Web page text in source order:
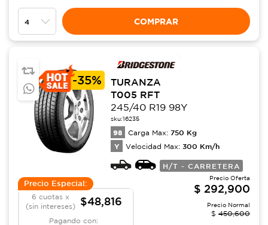
COMPRAR
-35%
TURANZA
T005 RFT
245/40 R19 98Y
sku:16235
98 Carga Max: 750 Kg
Y Velocidad Max: 300 Km/h
H/T - CARRETERA
Precio Especial:
6 cuotas x
(sin intereses)
$48,816
Pagando con:
Precio Oferta
$ 292,900
Precio Normal
$ 450,600